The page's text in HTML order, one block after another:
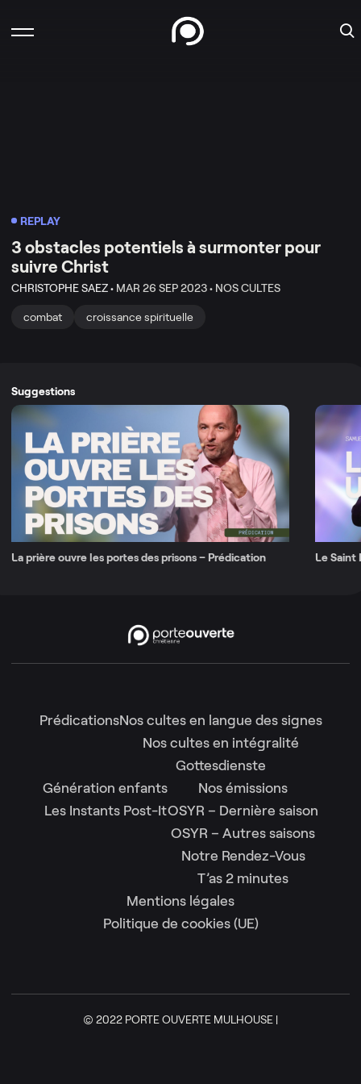
REPLAY
3 obstacles potentiels à surmonter pour
suivre Christ
CHRISTOPHE SAEZ • MAR 26 SEP 2023 • NOS CULTES
combat croissance spirituelle
Suggestions
La prière ouvre les portes des prisons – Prédication Le Saint
PrédicationsNos cultes en langue des signes
Nos cultes en intégralité
Gottesdienste
Génération enfants
Les Instants Post-It
Nos émissions
OSYR – Dernière saison
OSYR – Autres saisons
Notre Rendez-Vous
T’as 2 minutes
Mentions légales
Politique de cookies (UE)
© 2022 PORTE OUVERTE MULHOUSE |